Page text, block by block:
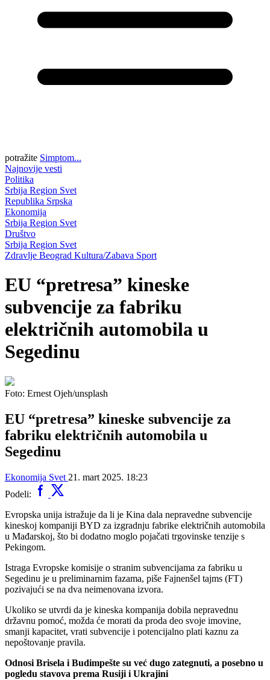
potražite Simptom...
Najnovije vesti
Politika
Srbija Region Svet
Republika Srpska
Ekonomija
Srbija Region Svet
Društvo
Srbija Region Svet
Zdravlje Beograd Kultura/Zabava Sport
EU “pretresa” kineske
subvencije za fabriku
električnih automobila u
Segedinu
Foto: Ernest Ojeh/unsplash
EU “pretresa” kineske subvencije za
fabriku električnih automobila u
Segedinu
Ekonomija Svet 21. mart 2025. 18:23
Podeli:
Evropska unija istražuje da li je Kina dala nepravedne subvencije
kineskoj kompaniji BYD za izgradnju fabrike električnih automobila
u Mađarskoj, što bi dodatno moglo pojačati trgovinske tenzije s
Pekingom.
Istraga Evropske komisije o stranim subvencijama za fabriku u
Segedinu je u preliminarnim fazama, piše Fajnenšel tajms (FT)
pozivajući se na dva neimenovana izvora.
Ukoliko se utvrdi da je kineska kompanija dobila nepravednu
državnu pomoć, možda će morati da proda deo svoje imovine,
smanji kapacitet, vrati subvencije i potencijalno plati kaznu za
nepoštovanje pravila.
Odnosi Brisela i Budimpešte su već dugo zategnuti, a posebno u
pogledu stavova prema Rusiji i Ukrajini